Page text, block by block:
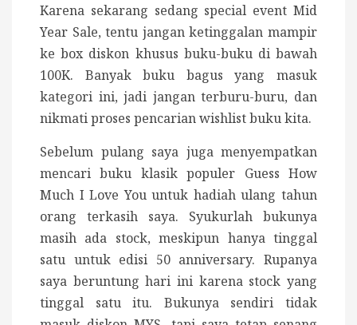
Karena sekarang sedang special event Mid
Year Sale, tentu jangan ketinggalan mampir
ke box diskon khusus buku-buku di bawah
100K. Banyak buku bagus yang masuk
kategori ini, jadi jangan terburu-buru, dan
nikmati proses pencarian wishlist buku kita.
Sebelum pulang saya juga menyempatkan
mencari buku klasik populer Guess How
Much I Love You untuk hadiah ulang tahun
orang terkasih saya. Syukurlah bukunya
masih ada stock, meskipun hanya tinggal
satu untuk edisi 50 anniversary. Rupanya
saya beruntung hari ini karena stock yang
tinggal satu itu. Bukunya sendiri tidak